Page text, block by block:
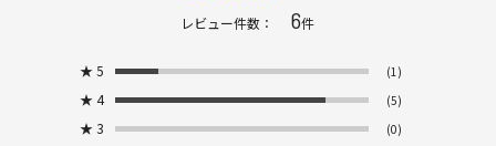
レビュー件数： 6件
★ 5 (1)
★ 4 (5)
★ 3 (0)